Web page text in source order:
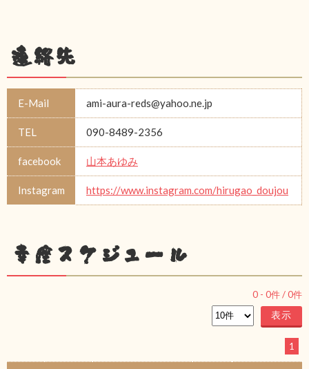
連絡先
E-Mail ami-aura-reds@yahoo.ne.jp
TEL 090-8489-2356
facebook 山本あゆみ
Instagram https://www.instagram.com/hirugao_doujou
幸座スケジュール
0 - 0件 /0件
1